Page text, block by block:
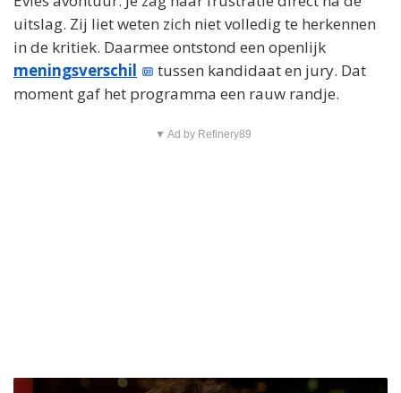
uitslag. Zij liet weten zich niet volledig te herkennen
in de kritiek. Daarmee ontstond een openlijk
meningsverschil
tussen kandidaat en jury. Dat
moment gaf het programma een rauw randje.
▼ Ad by Refinery89